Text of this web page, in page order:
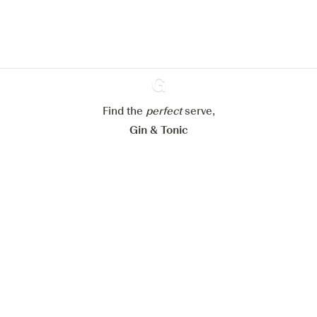
Ginventory
Find the perfectserve,
Gin & Tonic
Paramétrer mes cookies
Refuser tout Accepter tout